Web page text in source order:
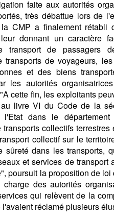
faite aux autorités
très débattue lors de
CMP a finalement rétabli
donnant un caractère
transport de passagers
transports de voyageurs,
et des biens
les autorités
cette fin, les exploitants
livre VI du Code de la
l'Etat dans le
collectifs
collectif sur le
sûreté dans les transports,
et services de
poursuit la proposition de
des autorités
qui relèvent de la
réclamé plusieurs